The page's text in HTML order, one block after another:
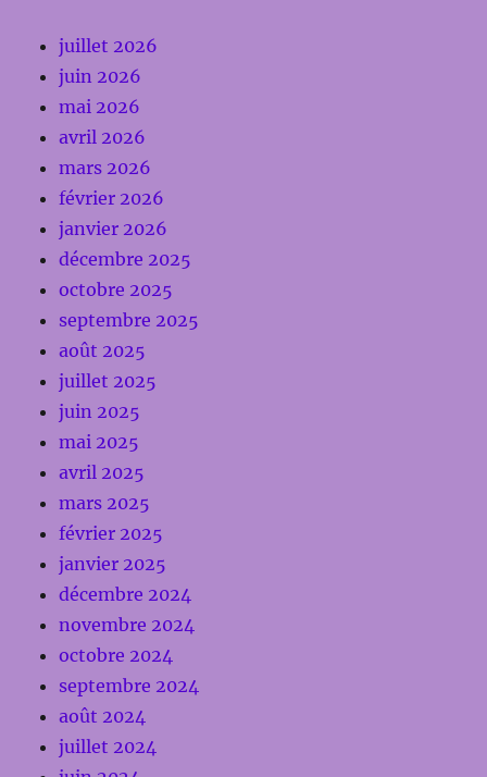
juillet 2026
juin 2026
mai 2026
avril 2026
mars 2026
février 2026
janvier 2026
décembre 2025
octobre 2025
septembre 2025
août 2025
juillet 2025
juin 2025
mai 2025
avril 2025
mars 2025
février 2025
janvier 2025
décembre 2024
novembre 2024
octobre 2024
septembre 2024
août 2024
juillet 2024